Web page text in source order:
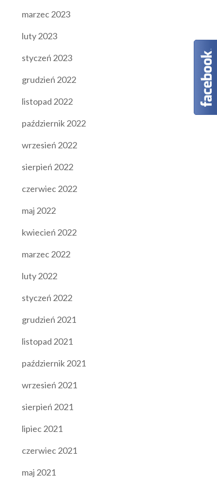
marzec 2023
luty 2023
styczeń 2023
grudzień 2022
listopad 2022
październik 2022
wrzesień 2022
sierpień 2022
czerwiec 2022
maj 2022
kwiecień 2022
marzec 2022
luty 2022
styczeń 2022
grudzień 2021
listopad 2021
październik 2021
wrzesień 2021
sierpień 2021
lipiec 2021
czerwiec 2021
maj 2021